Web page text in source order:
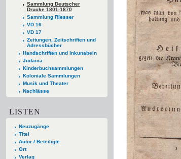
Sammlung Deutscher
Drucke 1801-1870
Sammlung Riesser
VD 16
VD 17
Zeitungen, Zeitschriften und
Adressbücher
Handschriften und Inkunabeln
Judaica
Kinderbuchsammlungen
Koloniale Sammlungen
Musik und Theater
Nachlässe
LISTEN
Neuzugänge
Titel
Autor / Beteiligte
Ort
Verlag